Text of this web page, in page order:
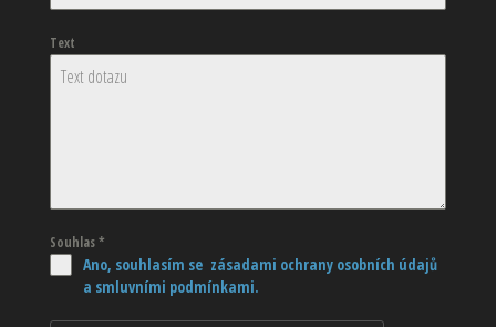
Text
Souhlas*
Ano, souhlasím se zásadami ochrany osobních údajů
a smluvními podmínkami.